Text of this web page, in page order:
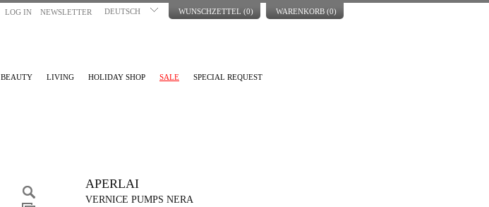
LOG IN NEWSLETTER DEUTSCH WUNSCHZETTEL (0) WARENKORB (0)
BEAUTY LIVING HOLIDAY SHOP SALE SPECIAL REQUEST
APERLAI
VERNICE PUMPS NERA